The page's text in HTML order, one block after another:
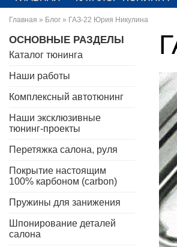
Главная » Блог » ГАЗ-22 Юрия Никулина
ОСНОВНЫЕ РАЗДЕЛЫ
Каталог тюнинга
Наши работы
Комплексный автотюнинг
Наши эксклюзивные
тюнинг-проекты
Перетяжка салона, руля
Покрытие настоящим
100% карбоном (carbon)
Пружины для занижения
Шпонирование деталей
салона